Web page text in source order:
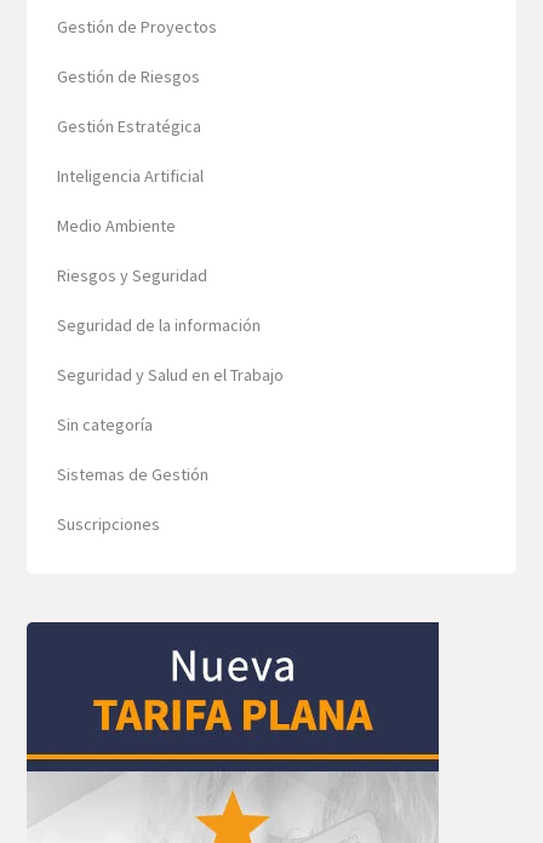
Gestión de Proyectos
Gestión de Riesgos
Gestión Estratégica
Inteligencia Artificial
Medio Ambiente
Riesgos y Seguridad
Seguridad de la información
Seguridad y Salud en el Trabajo
Sin categoría
Sistemas de Gestión
Suscripciones